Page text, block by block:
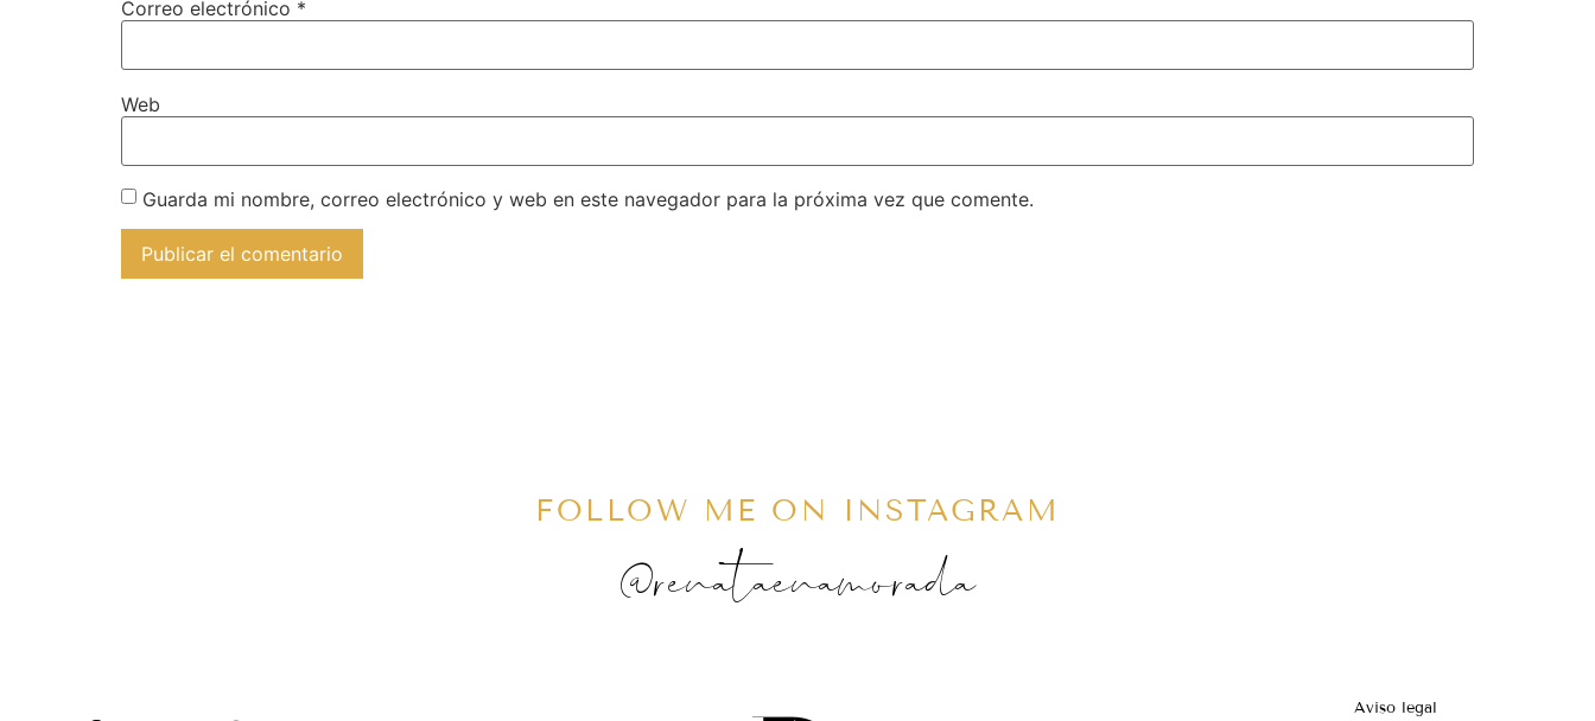
Correo electrónico *
Web
Guarda mi nombre, correo electrónico y web en este navegador para la próxima vez que comente.
FOLLOW ME ON INSTAGRAM
@renataenamorada
Aviso legal